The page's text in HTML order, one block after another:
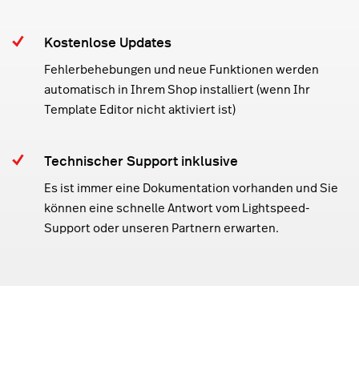
Kostenlose Updates
Fehlerbehebungen und neue Funktionen werden
automatisch in Ihrem Shop installiert (wenn Ihr
Template Editor nicht aktiviert ist)
Technischer Support inklusive
Es ist immer eine Dokumentation vorhanden und Sie
können eine schnelle Antwort vom Lightspeed-
Support oder unseren Partnern erwarten.